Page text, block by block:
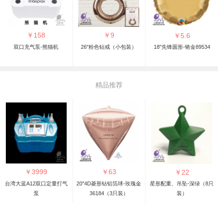
￥ 158
双口充气泵-熊猫机
￥9
26"粉色钻戒（小包装）
￥ 5.6
18"先锋圆形-铬金89534
精品推荐
￥3999
台湾大蓝A12双口定量打气
泵
￥63
20"4D菱形钻铝箔球-玫瑰金
36184（3只装）
￥ 22
星形配重、吊坠-深绿（8只
装）